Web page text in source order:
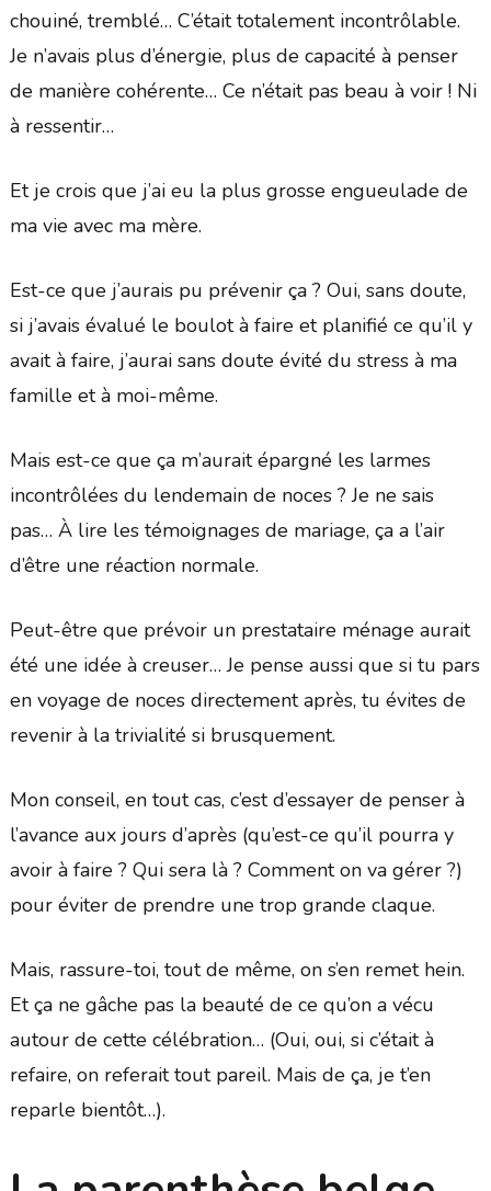
chouiné, tremblé… C’était totalement incontrôlable.
Je n’avais plus d’énergie, plus de capacité à penser
de manière cohérente… Ce n’était pas beau à voir ! Ni
à ressentir…
Et je crois que j’ai eu la plus grosse engueulade de
ma vie avec ma mère.
Est-ce que j’aurais pu prévenir ça ? Oui, sans doute,
si j’avais évalué le boulot à faire et planifié ce qu’il y
avait à faire, j’aurai sans doute évité du stress à ma
famille et à moi-même.
Mais est-ce que ça m’aurait épargné les larmes
incontrôlées du lendemain de noces ? Je ne sais
pas… À lire les témoignages de mariage, ça a l’air
d’être une réaction normale.
Peut-être que prévoir un prestataire ménage aurait
été une idée à creuser… Je pense aussi que si tu pars
en voyage de noces directement après, tu évites de
revenir à la trivialité si brusquement.
Mon conseil, en tout cas, c’est d’essayer de penser à
l’avance aux jours d’après (qu’est-ce qu’il pourra y
avoir à faire ? Qui sera là ? Comment on va gérer ?)
pour éviter de prendre une trop grande claque.
Mais, rassure-toi, tout de même, on s’en remet hein.
Et ça ne gâche pas la beauté de ce qu’on a vécu
autour de cette célébration… (Oui, oui, si c’était à
refaire, on referait tout pareil. Mais de ça, je t’en
reparle bientôt…).